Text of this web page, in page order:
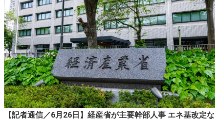
【記者通信／6月26日】経産省が主要幹部人事 エネ基改定な